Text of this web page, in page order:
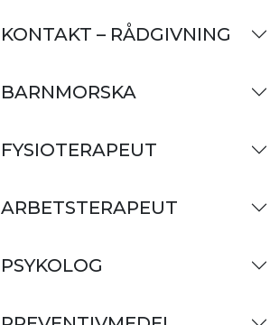
KONTAKT – RÅDGIVNING
BARNMORSKA
FYSIOTERAPEUT
ARBETSTERAPEUT
PSYKOLOG